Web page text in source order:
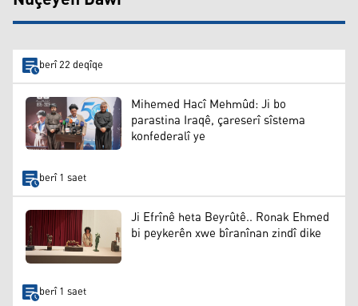
berî 22 deqîqe
Mihemed Hacî Mehmûd: Ji bo
parastina Iraqê, çareserî sîstema
konfederalî ye
berî 1 saet
Ji Efrînê heta Beyrûtê.. Ronak Ehmed
bi peykerên xwe bîranînan zindî dike
berî 1 saet